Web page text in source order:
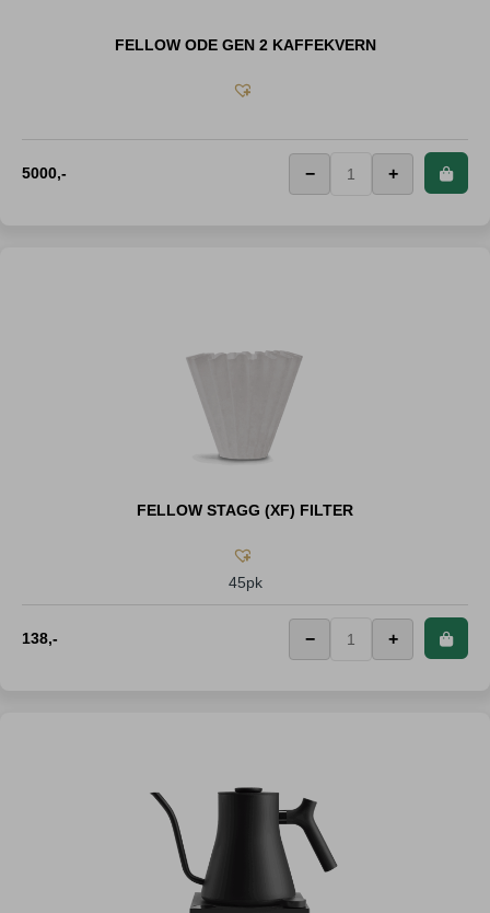
FELLOW ODE GEN 2 KAFFEKVERN
5000,- − +
FELLOW STAGG (XF) FILTER
45pk
138,- − +